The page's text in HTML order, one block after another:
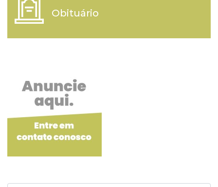
Obituário